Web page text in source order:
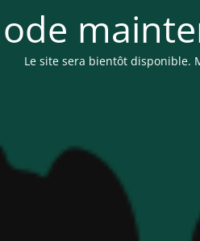
Le site sera bientôt disponible.